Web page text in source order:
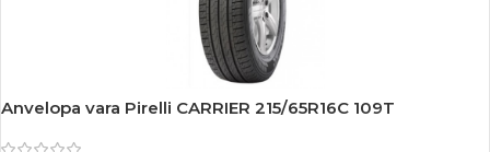
-15%
Anvelopa vara Pirelli CARRIER 215/65R16C 109T